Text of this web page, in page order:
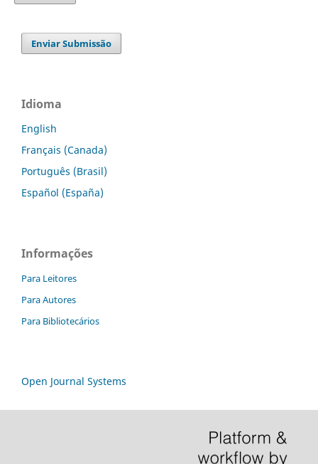
Enviar Submissão
Idioma
English
Français (Canada)
Português (Brasil)
Español (España)
Informações
Para Leitores
Para Autores
Para Bibliotecários
Open Journal Systems